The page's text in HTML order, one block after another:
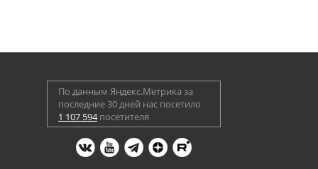
По данным Яндекс.Метрика за
последние 30 дней нас посетило
1 107 594посетителя